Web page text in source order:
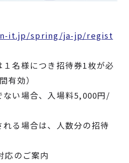
it.jp/spring/ja-jp/regist
名様につき招待券1枚が必
有効）
い場合、入場料5,000円/
る場合は、人数分の招待
応のご案内